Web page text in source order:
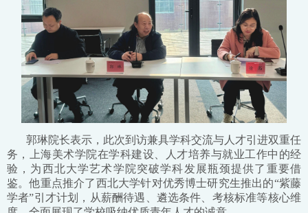
郭琳院长表示，此次到访兼具学科交流与人才引进双重任
务，上海美术学院在学科建设、人才培养与就业工作中的经
验，为西北大学艺术学院突破学科发展瓶颈提供了重要借
鉴。他重点推介了西北大学针对优秀博士研究生推出的“紫藤
学者”引才计划，从薪酬待遇、遴选条件、考核标准等核心维